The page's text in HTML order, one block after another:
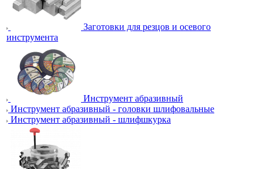
Заготовки для резцов и осевого
инструмента
Инструмент абразивный
Инструмент абразивный - головки шлифовальные
Инструмент абразивный - шлифшкурка